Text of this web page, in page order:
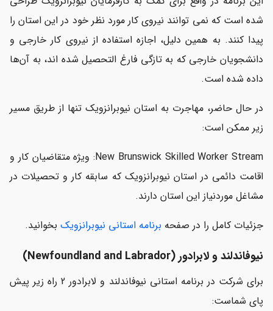
شده است که نمی توانند نیروی کار مورد نظر خود در این استان را
پیدا کنند. به همین دلیل، اجازه استفاده از نیروی کار خارجی و
دانشجویان خارجی که به تازگی فارغ التحصیل شده اند، به آن‌ها
داده شده است.
در حال حاضر، مهاجرت به استان نیوبرانزویک تنها از طریق مسیر
زیر ممکن است:
New Brunswick Skilled Worker Stream: ویژه متقاضیان کار و
اقامت دائمی در استان نیوبرانزویک که سابقه کار و تحصیلات در
مشاغل موردنیاز این استان دارند.
جزئیات کامل را در صفحه برنامه استانی نیوبرانزویک بخوانید.
نیوفاندلند و لابرادور (Newfoundland and Labrador)
برای شرکت در برنامه استانی نیوفاندلند و لابرادور 2 راه زیر پیش
پای شماست: